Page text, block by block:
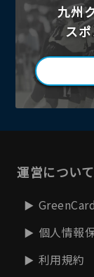
九州
スポ
運営について
個人情報
利用規約